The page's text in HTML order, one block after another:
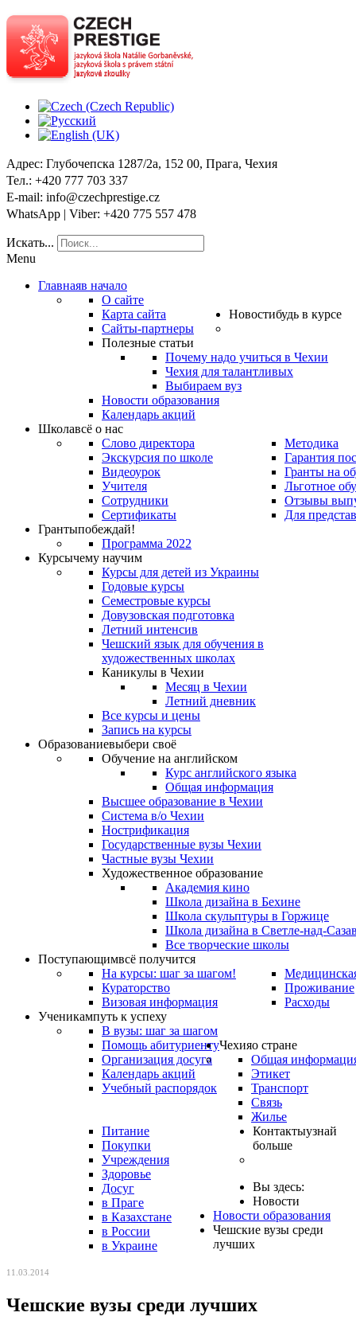
Адрес: Глубочепска 1287/2a, 152 00, Прага, Чехия
Тел.: +420 777 703 337
E-mail: info@czechprestige.cz
WhatsApp | Viber: +420 775 557 478
Искать...
Menu
Главнаяв начало
О сайте
Карта сайта
Сайты-партнеры
Новостибудь в курсе
Полезные статьи
Почему надо учиться в Чехии
Чехия для талантливых
Выбираем вуз
Новости образования
Календарь акций
Школавсё о нас
Слово директора
Экскурсия по школе
Видеоурок
Учителя
Сотрудники
Сертификаты
Методика
Гарантия
Гранты на
Льготное
Отзывы
Для
Грантыпобеждай!
Программа 2022
Курсычему научим
Курсы для детей из Украины
Годовые курсы
Семестровые курсы
Довузовская подготовка
Летний интенсив
Чешский язык для обучения в
художественных школах
Каникулы в Чехии
Месяц в Чехии
Летний дневник
Все курсы и цены
Запись на курсы
Образованиевыбери своё
Обучение на английском
Курс английского языка
Общая информация
Высшее образование в Чехии
Система в/о Чехии
Нострификация
Государственные вузы Чехии
Частные вузы Чехии
Художественное образование
Академия кино
Школа дизайна в Бехине
Школа скульптуры в Горжице
Школа дизайна в Светле-над-
Все творческие школы
Поступающимвсё получится
На курсы: шаг за шагом!
Кураторство
Визовая информация
Проживание
Расходы
Ученикампуть к успеху
В вузы: шаг за шагом
Помощь абитуриенту
Организация досуга
Календарь акций
Учебный распорядок
Чехияо стране
Общая
Этикет
Транспорт
Связь
Жилье
Питание
Покупки
Учреждения
Здоровье
Досуг
Контактыузнай
больше
в Праге
в Казахстане
в России
в Украине
Вы здесь:
Новости
Новости образования
Чешские вузы среди
лучших
11.03.2014
Чешские вузы среди лучших